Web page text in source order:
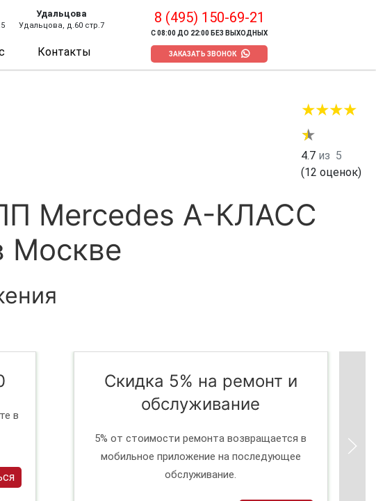
Удальцова
Удальцова, д.60 стр.7
Контакты
8 (495) 150-69-21
С 08:00 ДО 22:00 БЕЗ ВЫХОДНЫХ
ЗАКАЗАТЬ ЗВОНОК
4.7 из 5
(12 оценок)
Mercedes А-КЛАСС
Москве
в
Скидка 5% на ремонт и
обслуживание
5% от стоимости ремонта возвращается в
мобильное приложение на последующее
обслуживание.